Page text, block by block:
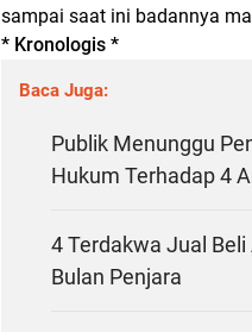
sampai saat ini badannya
* Kronologis *
Baca Juga:
Publik Menunggu
Hukum Terhadap 4
4 Terdakwa Jual
Bulan Penjara